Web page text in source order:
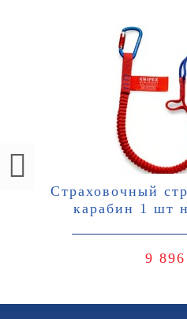
Страховочный
карабин 1 шт
9